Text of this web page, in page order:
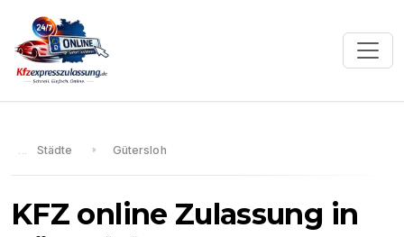
Städte Gütersloh
KFZ online Zulassung in